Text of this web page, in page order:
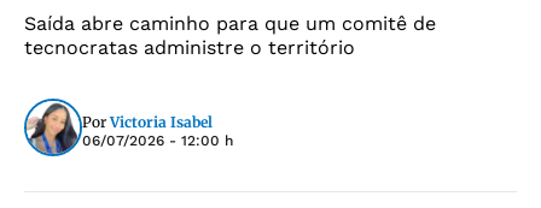
Saída abre caminho para que um comitê de
tecnocratas administre o território
Por Victoria Isabel
06/07/2026 - 12:00 h